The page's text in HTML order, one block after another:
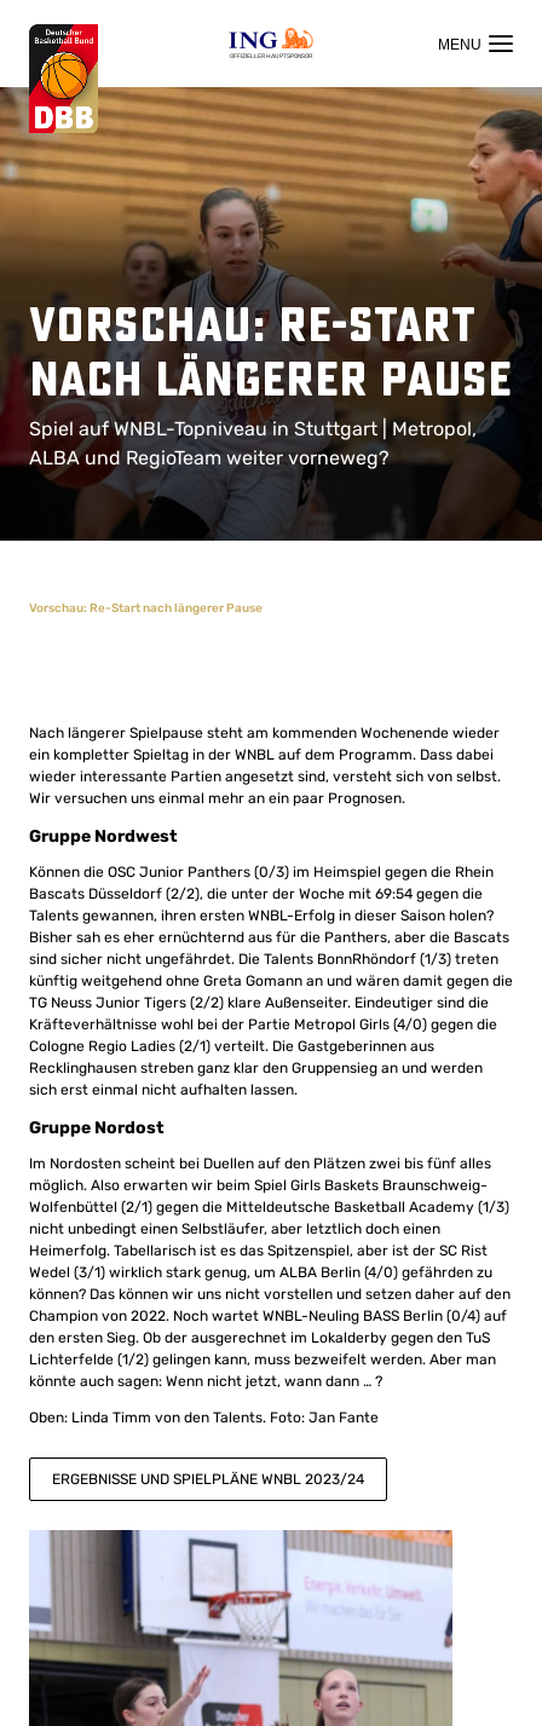
OFFIZIELLER HAUPTSPONSOR
Vorschau: Re-Start
nach längerer Pause
Spiel auf WNBL-Topniveau in Stuttgart | Metropol,
ALBA und RegioTeam weiter vorneweg?
Vorschau: Re-Start nach längerer Pause
Nach längerer Spielpause steht am kommenden Wochenende wieder
ein kompletter Spieltag in der WNBL auf dem Programm. Dass dabei
wieder interessante Partien angesetzt sind, versteht sich von selbst.
Wir versuchen uns einmal mehr an ein paar Prognosen.
Gruppe Nordwest
Können die OSC Junior Panthers (0/3) im Heimspiel gegen die Rhein
Bascats Düsseldorf (2/2), die unter der Woche mit 69:54 gegen die
Talents gewannen, ihren ersten WNBL-Erfolg in dieser Saison holen?
Bisher sah es eher ernüchternd aus für die Panthers, aber die Bascats
sind sicher nicht ungefährdet. Die Talents BonnRhöndorf (1/3) treten
künftig weitgehend ohne Greta Gomann an und wären damit gegen die
TG Neuss Junior Tigers (2/2) klare Außenseiter. Eindeutiger sind die
Kräfteverhältnisse wohl bei der Partie Metropol Girls (4/0) gegen die
Cologne Regio Ladies (2/1) verteilt. Die Gastgeberinnen aus
Recklinghausen streben ganz klar den Gruppensieg an und werden
sich erst einmal nicht aufhalten lassen.
Gruppe Nordost
Im Nordosten scheint bei Duellen auf den Plätzen zwei bis fünf alles
möglich. Also erwarten wir beim Spiel Girls Baskets Braunschweig-
Wolfenbüttel (2/1) gegen die Mitteldeutsche Basketball Academy (1/3)
nicht unbedingt einen Selbstläufer, aber letztlich doch einen
Heimerfolg. Tabellarisch ist es das Spitzenspiel, aber ist der SC Rist
Wedel (3/1) wirklich stark genug, um ALBA Berlin (4/0) gefährden zu
können? Das können wir uns nicht vorstellen und setzen daher auf den
Champion von 2022. Noch wartet WNBL-Neuling BASS Berlin (0/4) auf
den ersten Sieg. Ob der ausgerechnet im Lokalderby gegen den TuS
Lichterfelde (1/2) gelingen kann, muss bezweifelt werden. Aber man
könnte auch sagen: Wenn nicht jetzt, wann dann … ?
Oben: Linda Timm von den Talents. Foto: Jan Fante
ERGEBNISSE UND SPIELPLÄNE WNBL 2023/24